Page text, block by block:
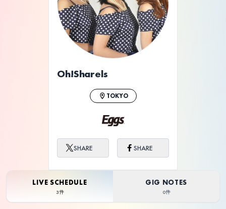
Oh!Sharels
TOKYO
SHARE SHARE
LIVE SCHEDULE
3件
GIG NOTES
0件